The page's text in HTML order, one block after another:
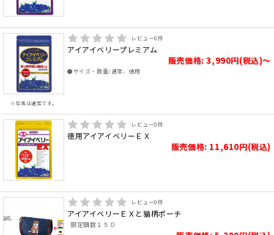
※写真は通常です。
レビュー0件
アイアイベリープレミアム
販売価格: 3,990円(税込)～
●サイズ・数量/通常、徳用
レビュー0件
徳用アイアイベリーＥＸ
販売価格: 11,610円(税込)
レビュー0件
アイアイベリーＥＸと猫柄ポーチ
限定個数１５０